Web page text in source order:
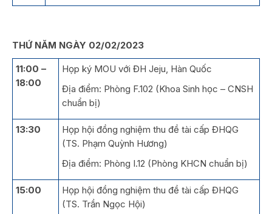
THỨ NĂM NGÀY 02/02/2023
11:00 –
18:00
Họp ký MOU với ĐH Jeju, Hàn Quốc
Địa điểm: Phòng F.102 (Khoa Sinh học – CNSH
chuẩn bị)
13:30
Họp hội đồng nghiệm thu đề tài cấp ĐHQG
(TS. Phạm Quỳnh Hương)
Địa điểm: Phòng I.12 (Phòng KHCN chuẩn bị)
15:00
Họp hội đồng nghiệm thu đề tài cấp ĐHQG
(TS. Trần Ngọc Hội)